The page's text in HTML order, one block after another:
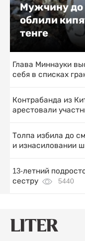
Мужчину до
облили
тенге
Глава Миннауки
себя в списках
Контрабанда из
арестовали
Толпа избила до
и изнасиловании
13-летний
сестру
5440